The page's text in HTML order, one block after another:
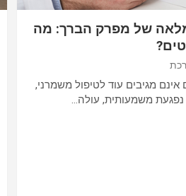
של מפרק הברך: מה
אינם מגיבים עוד לטיפול משמרני,
משמעותית, עולה…